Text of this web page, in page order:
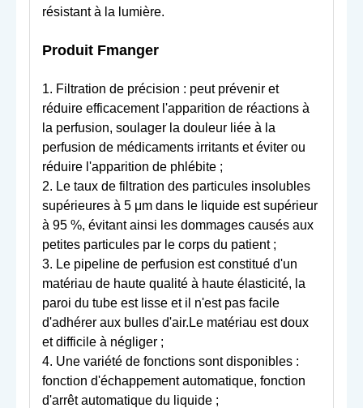
résistant à la lumière.
Produit Fmanger
1. Filtration de précision : peut prévenir et
réduire efficacement l'apparition de réactions à
la perfusion, soulager la douleur liée à la
perfusion de médicaments irritants et éviter ou
réduire l'apparition de phlébite ;
2. Le taux de filtration des particules insolubles
supérieures à 5 μm dans le liquide est supérieur
à 95 %, évitant ainsi les dommages causés aux
petites particules par le corps du patient ;
3. Le pipeline de perfusion est constitué d'un
matériau de haute qualité à haute élasticité, la
paroi du tube est lisse et il n'est pas facile
d'adhérer aux bulles d'air.Le matériau est doux
et difficile à négliger ;
4. Une variété de fonctions sont disponibles :
fonction d'échappement automatique, fonction
d'arrêt automatique du liquide ;